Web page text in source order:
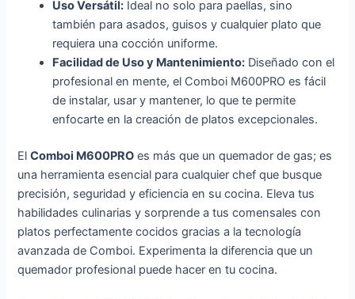
Uso Versátil: Ideal no solo para paellas, sino
también para asados, guisos y cualquier plato que
requiera una cocción uniforme.
Facilidad de Uso y Mantenimiento: Diseñado con el
profesional en mente, el Comboi M600PRO es fácil
de instalar, usar y mantener, lo que te permite
enfocarte en la creación de platos excepcionales.
ElComboi M600PRO es más que un quemador de gas; es
una herramienta esencial para cualquier chef que busque
precisión, seguridad y eficiencia en su cocina. Eleva tus
habilidades culinarias y sorprende a tus comensales con
platos perfectamente cocidos gracias a la tecnología
avanzada de Comboi. Experimenta la diferencia que un
quemador profesional puede hacer en tu cocina.